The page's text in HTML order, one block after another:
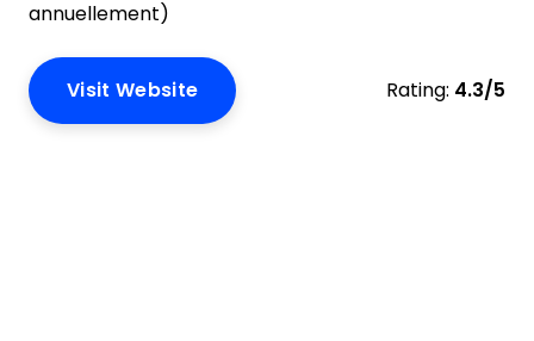
annuellement)
Visit Website Rating: 4.3/5